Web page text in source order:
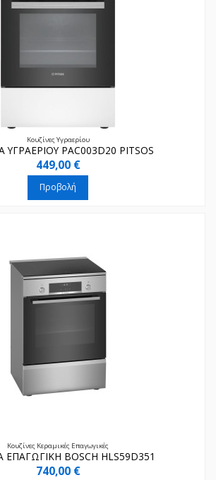
Κουζίνες Υγραερίου
ΥΓΡΑΕΡΙΟΥ PAC003D20 PITSOS
449,00 €
Προβολή
Κουζίνες Κεραμικές Επαγωγικές
ΕΠΑΓΩΓΙΚΗ BOSCH HLS59D351
740,00 €